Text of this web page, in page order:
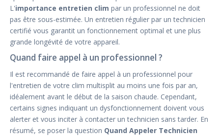
L'importance entretien clim par un professionnel ne doit
pas être sous-estimée. Un entretien régulier par un technicien
certifié vous garantit un fonctionnement optimal et une plus
grande longévité de votre appareil.
Quand faire appel à un professionnel ?
Il est recommandé de faire appel à un professionnel pour
l'entretien de votre clim multisplit au moins une fois par an,
idéalement avant le début de la saison chaude. Cependant,
certains signes indiquant un dysfonctionnement doivent vous
alerter et vous inciter à contacter un technicien sans tarder. En
résumé, se poser la question Quand Appeler Technicien